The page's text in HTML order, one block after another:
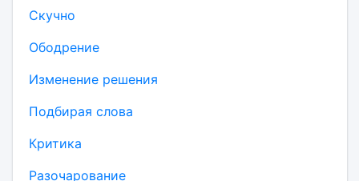
Скучно
Ободрение
Изменение решения
Подбирая слова
Критика
Разочарование